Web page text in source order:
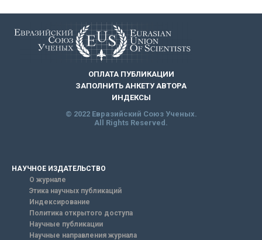
ОПЛАТА ПУБЛИКАЦИИ
ЗАПОЛНИТЬ АНКЕТУ АВТОРА
ИНДЕКСЫ
© 2022 Евразийский Союз Ученых.
All Rights Reserved.
НАУЧНОЕ ИЗДАТЕЛЬСТВО
О журнале
Этика научных публикаций
Индексирование
Политика открытого доступа
Научные публикации
Научные направления журнала